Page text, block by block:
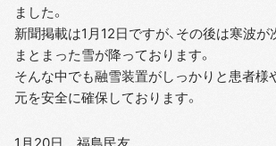
ました。
新聞掲載は1月12日ですが、その後は寒波が
まとまった雪が降っております。
そんな中でも融雪装置がしっかりと患者様
元を安全に確保しております。